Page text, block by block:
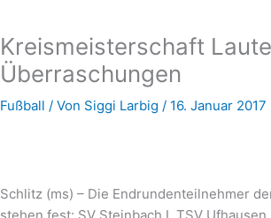
Kreismeisterschaft
Überraschungen
Fußball / Von Siggi Larbig/ 16. Januar 2017
Schlitz (ms) – Die Endrundenteilnehmer